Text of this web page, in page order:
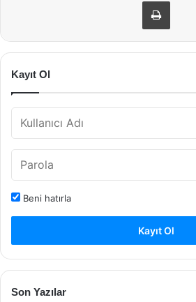
Kayıt Ol
Beni hatırla
Kayıt Ol
Son Yazılar